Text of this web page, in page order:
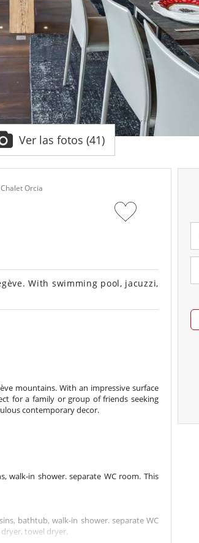
Ver las fotos (41)
Chalet Orcia
With swimming pool, jacuzzi,
mountains. With an impressive surface
for a family or group of friends seeking
contemporary decor.
walk-in shower. separate WC room. This
bathtub, walk-in shower. separate WC
towel dryer.